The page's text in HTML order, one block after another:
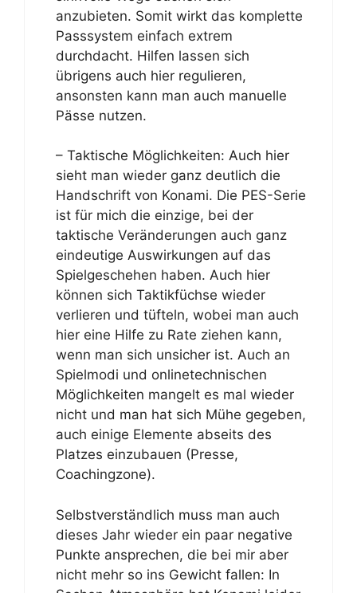
anzubieten. Somit wirkt das komplette
Passsystem einfach extrem
durchdacht. Hilfen lassen sich
übrigens auch hier regulieren,
ansonsten kann man auch manuelle
Pässe nutzen.
– Taktische Möglichkeiten: Auch hier
sieht man wieder ganz deutlich die
Handschrift von Konami. Die PES-Serie
ist für mich die einzige, bei der
taktische Veränderungen auch ganz
eindeutige Auswirkungen auf das
Spielgeschehen haben. Auch hier
können sich Taktikfüchse wieder
verlieren und tüfteln, wobei man auch
hier eine Hilfe zu Rate ziehen kann,
wenn man sich unsicher ist. Auch an
Spielmodi und onlinetechnischen
Möglichkeiten mangelt es mal wieder
nicht und man hat sich Mühe gegeben,
auch einige Elemente abseits des
Platzes einzubauen (Presse,
Coachingzone).
Selbstverständlich muss man auch
dieses Jahr wieder ein paar negative
Punkte ansprechen, die bei mir aber
nicht mehr so ins Gewicht fallen: In